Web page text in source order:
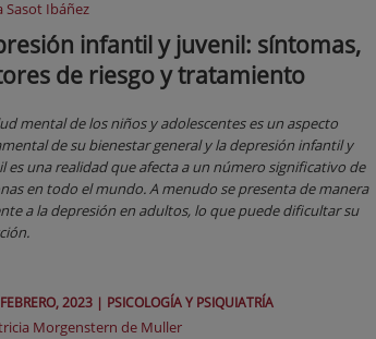
Sasot Ibáñez
infantil y juvenil: síntomas,
de riesgo y tratamiento
mental de los niños y adolescentes es un aspecto
de su bienestar general y la depresión infantil y
es una realidad que afecta a un número significativo de
en todo el mundo. A menudo se presenta de manera
a la depresión en adultos, lo que puede dificultar su
FEBRERO, 2023 | PSICOLOGÍA Y PSIQUIATRÍA
Morgenstern de Muller